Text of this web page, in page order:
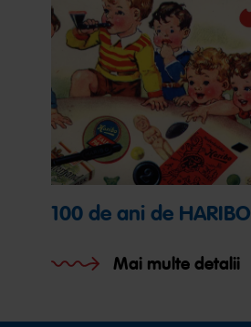
100 de ani de HARIBO
Mai multe detalii